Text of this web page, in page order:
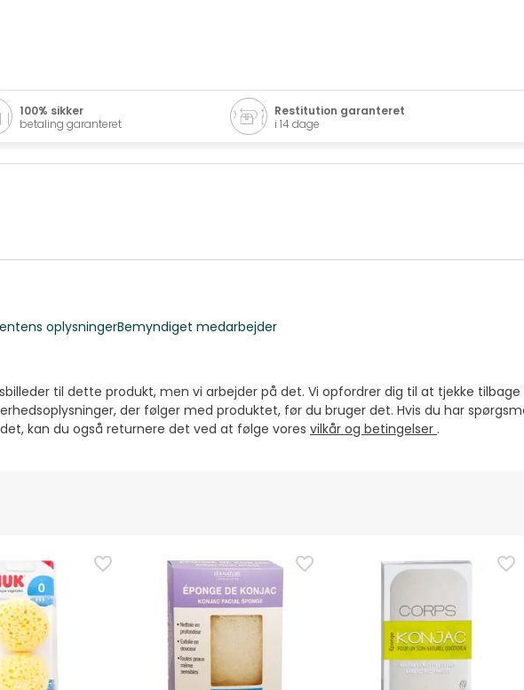
100% sikker
betaling garanteret
Restitution garanteret
i 14 dage
oplysningerBemyndiget medarbejder
til dette produkt, men vi arbejder på det. Vi opfordrer dig til at tjekke
der følger med produktet, før du bruger det. Hvis du har
kan du også returnere det ved at følge vores vilkår og betingelser .